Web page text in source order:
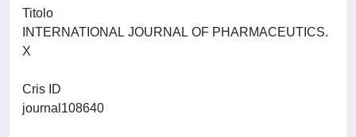
Titolo
INTERNATIONAL JOURNAL OF PHARMACEUTICS.
Cris ID